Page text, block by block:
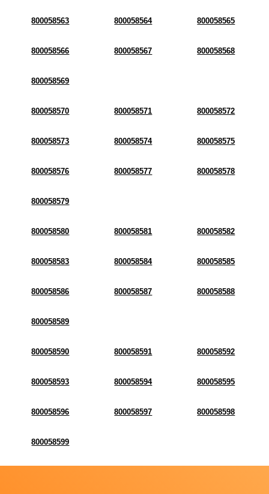
800058563 800058564 800058565
800058566 800058567 800058568
800058569
800058570 800058571 800058572
800058573 800058574 800058575
800058576 800058577 800058578
800058579
800058580 800058581 800058582
800058583 800058584 800058585
800058586 800058587 800058588
800058589
800058590 800058591 800058592
800058593 800058594 800058595
800058596 800058597 800058598
800058599